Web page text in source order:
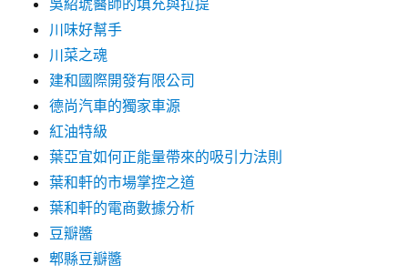
吳紹琥醫師的填充與拉提
川味好幫手
川菜之魂
建和國際開發有限公司
德尚汽車的獨家車源
紅油特級
葉亞宜如何正能量帶來的吸引力法則
葉和軒的市場掌控之道
葉和軒的電商數據分析
豆瓣醬
郫縣豆瓣醬